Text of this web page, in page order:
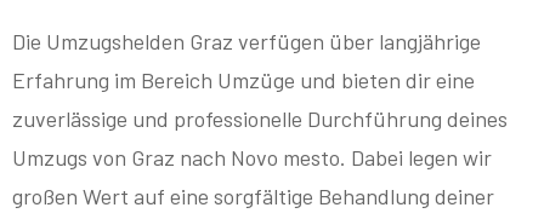
Die Umzugshelden Graz verfügen über langjährige
Erfahrung im Bereich Umzüge und bieten dir eine
zuverlässige und professionelle Durchführung deines
Umzugs von Graz nach Novo mesto. Dabei legen wir
großen Wert auf eine sorgfältige Behandlung deiner